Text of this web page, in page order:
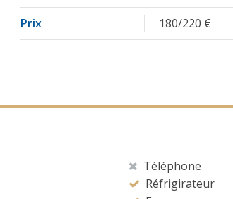
Prix 180/220 €
Téléphone
Réfrigirateur